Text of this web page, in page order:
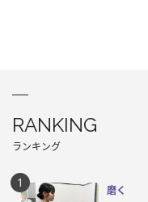
RANKING
ランキング
磨く